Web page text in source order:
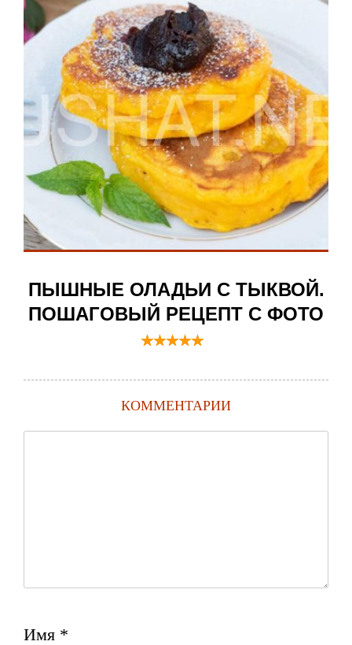
ПЫШНЫЕ ОЛАДЬИ С ТЫКВОЙ.
ПОШАГОВЫЙ РЕЦЕПТ С ФОТО
КОММЕНТАРИИ
Имя *